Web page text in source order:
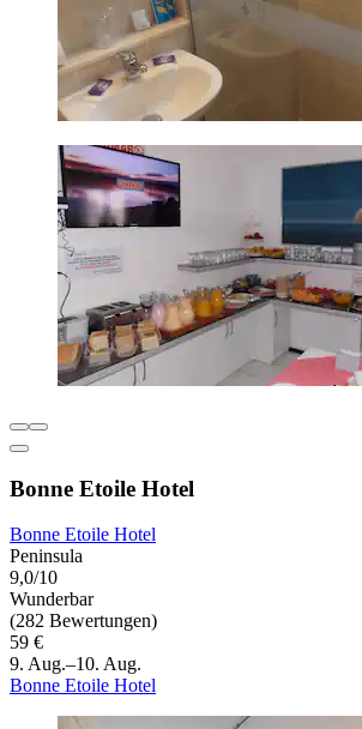
Bonne Etoile Hotel
Bonne Etoile Hotel
Peninsula
9,0/10
Wunderbar
(282 Bewertungen)
59 €
9. Aug.–10. Aug.
Bonne Etoile Hotel